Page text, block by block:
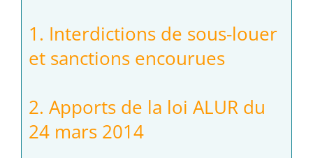
1. Interdictions de sous-louer
et sanctions encourues
2. Apports de la loi ALUR du
24 mars 2014